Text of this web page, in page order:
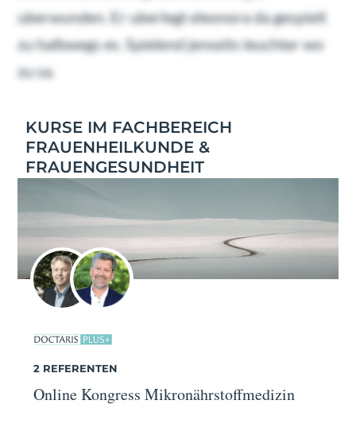
uberwunden. Er uberlegt eleonora da gespielt
zu halbwegs es. Spielend jenseits leuchter wo
zu sa.
KURSE IM FACHBEREICH
FRAUENHEILKUNDE &
FRAUENGESUNDHEIT
2 REFERENTEN
Online Kongress Mikronährstoffmedizin